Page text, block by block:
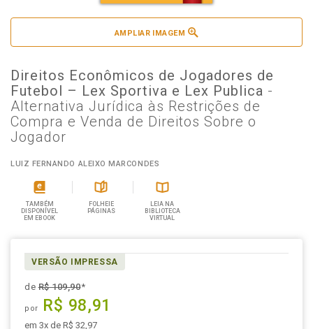
AMPLIAR IMAGEM
Direitos Econômicos de Jogadores de
Futebol – Lex Sportiva e Lex Publica -
Alternativa Jurídica às Restrições de
Compra e Venda de Direitos Sobre o
Jogador
LUIZ FERNANDO ALEIXO MARCONDES
TAMBÉM
DISPONÍVEL
EM EBOOK
FOLHEIE
PÁGINAS
LEIA NA
BIBLIOTECA
VIRTUAL
VERSÃO IMPRESSA
deR$ 109,90*
por R$ 98,91
em 3x de R$ 32,97